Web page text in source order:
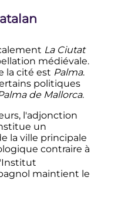
La Ciutat
médiévale.
la cité est Palma.
politiques
de Mallorca.
l'adjonction
un
la ville principale
contraire à
maintient le